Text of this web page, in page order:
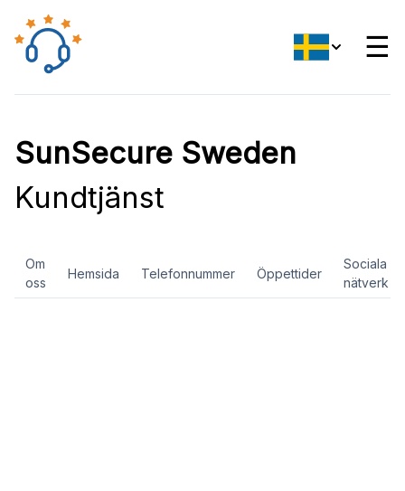
☰
SunSecure Sweden
Kundtjänst
Om
oss
Hemsida Telefonnummer Öppettider
Sociala
nätverk